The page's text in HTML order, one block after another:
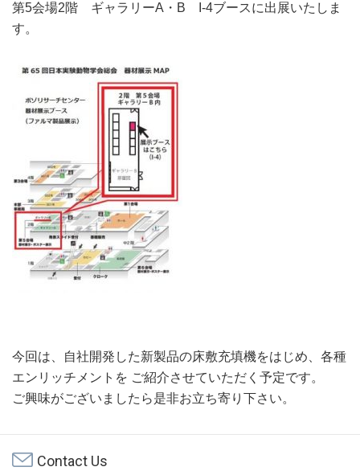
第5会場2階 ギャラリーA・B I-4ブースに出展いたしま
す。
今回は、自社開発した新製品の床敷充填機をはじめ、各種
エンリッチメントを ご紹介させていただく予定です。
ご興味がございましたら是非お立ち寄り下さい。
Contact Us